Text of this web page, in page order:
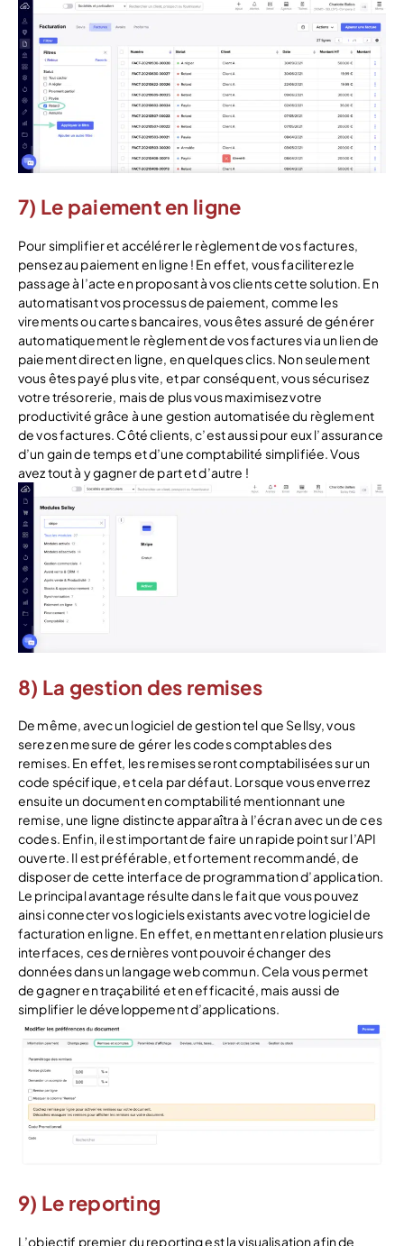
7) Le paiement en ligne
Pour simplifier et accélérer le règlement de vos factures,
pensez au paiement en ligne ! En effet, vous faciliterez le
passage à l’acte en proposant à vos clients cette solution. En
automatisant vos processus de paiement, comme les
virements ou cartes bancaires, vous êtes assuré de générer
automatiquement le règlement de vos factures via un lien de
paiement direct en ligne, en quelques clics. Non seulement
vous êtes payé plus vite, et par conséquent, vous sécurisez
votre trésorerie, mais de plus vous maximisez votre
productivité grâce à une gestion automatisée du règlement
de vos factures. Côté clients, c’est aussi pour eux l’assurance
d’un gain de temps et d’une comptabilité simplifiée. Vous
avez tout à y gagner de part et d’autre !
8) La gestion des remises
De même, avec un logiciel de gestion tel que Sellsy, vous
serez en mesure de gérer les codes comptables des
remises. En effet, les remises seront comptabilisées sur un
code spécifique, et cela par défaut. Lorsque vous enverrez
ensuite un document en comptabilité mentionnant une
remise, une ligne distincte apparaîtra à l’écran avec un de ces
codes. Enfin, il est important de faire un rapide point sur l’API
ouverte. Il est préférable, et fortement recommandé, de
disposer de cette interface de programmation d’application.
Le principal avantage résulte dans le fait que vous pouvez
ainsi connecter vos logiciels existants avec votre logiciel de
facturation en ligne. En effet, en mettant en relation plusieurs
interfaces, ces dernières vont pouvoir échanger des
données dans un langage web commun. Cela vous permet
de gagner en traçabilité et en efficacité, mais aussi de
simplifier le développement d’applications.
9) Le reporting
L’objectif premier du reporting est la visualisation afin de